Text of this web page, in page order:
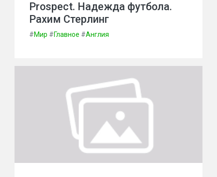
Prospect. Надежда футбола.
Рахим Стерлинг
#Мир #Главное #Англия